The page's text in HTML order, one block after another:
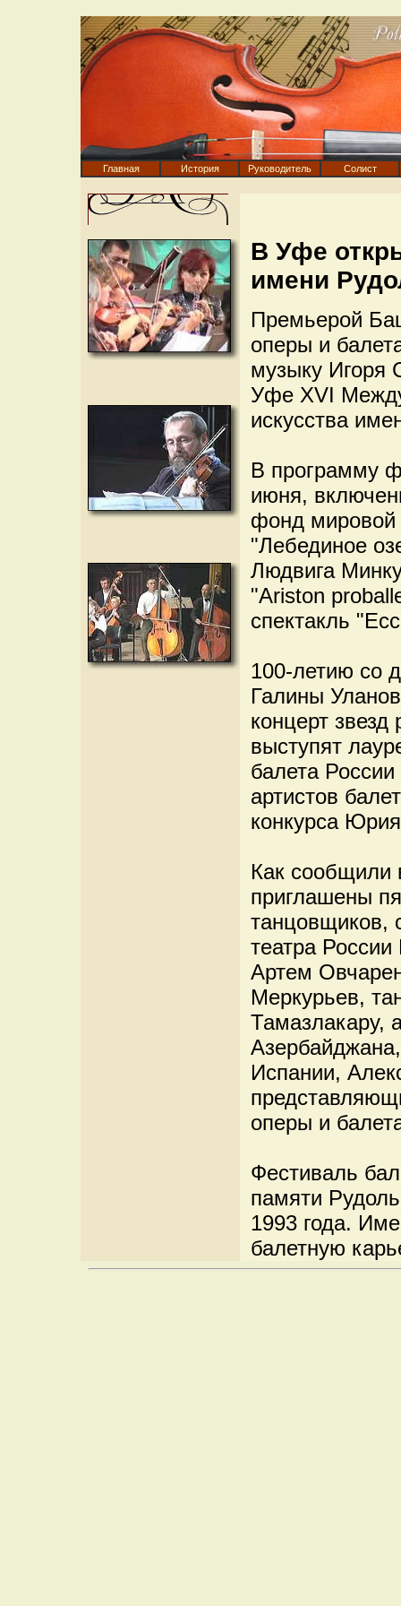
Главная История Руководитель Солист
В Уфе
имени
Премьерой
оперы и
музыку Игоря
Уфе XVI
искусства
В программу
июня,
фонд мировой
"Лебединое
Людвига
"Ariston
спектакль
100-летию со
Галины
концерт звезд
выступят
балета
артистов
конкурса
Как сообщили
приглашены
танцовщиков,
театра
Артем
Меркурьев,
Тамазлакару,
Испании,
оперы и
Фестиваль
памяти
1993 года.
балетную